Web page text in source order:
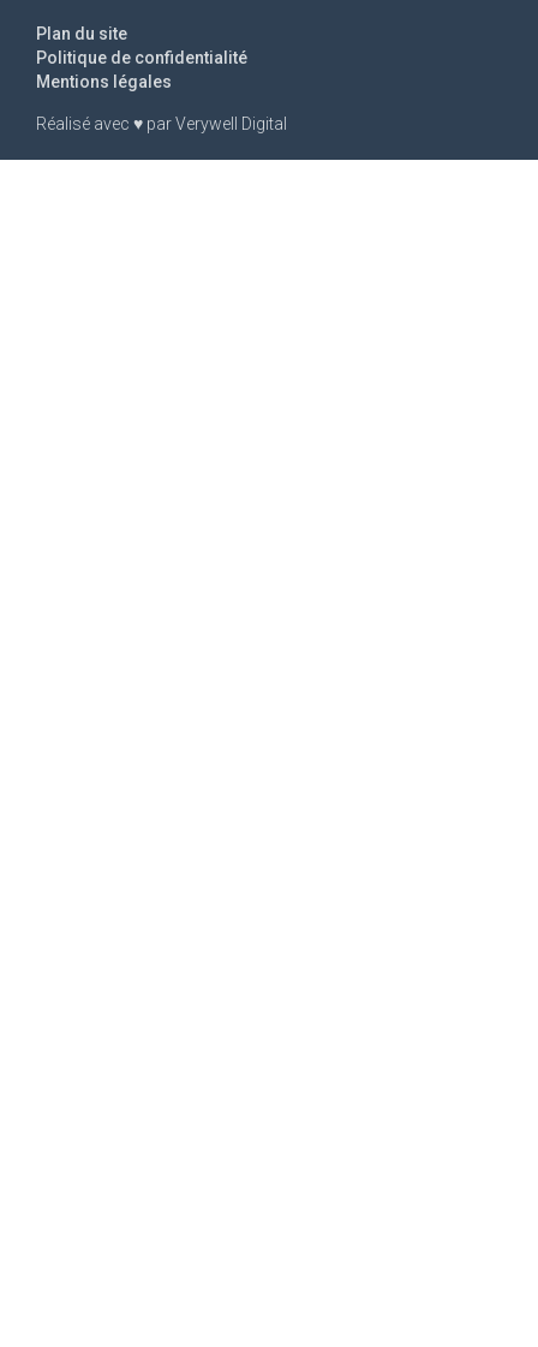
Réalisé avec ♥ parVerywell Digital
Mentions légales
Politique de confidentialité
Plan du site